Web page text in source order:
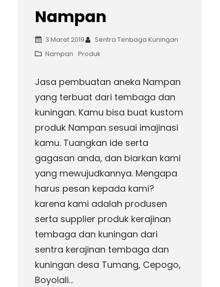
Nampan
3 Maret 2019
Sentra Tenbaga Kuningan
Nampan Produk
Jasa pembuatan aneka Nampan
yang terbuat dari tembaga dan
kuningan. Kamu bisa buat kustom
produk Nampan sesuai imajinasi
kamu. Tuangkan ide serta
gagasan anda, dan biarkan kami
yang mewujudkannya. Mengapa
harus pesan kepada kami?
karena kami adalah produsen
serta supplier produk kerajinan
tembaga dan kuningan dari
sentra kerajinan tembaga dan
kuningan desa Tumang, Cepogo,
Boyolali…